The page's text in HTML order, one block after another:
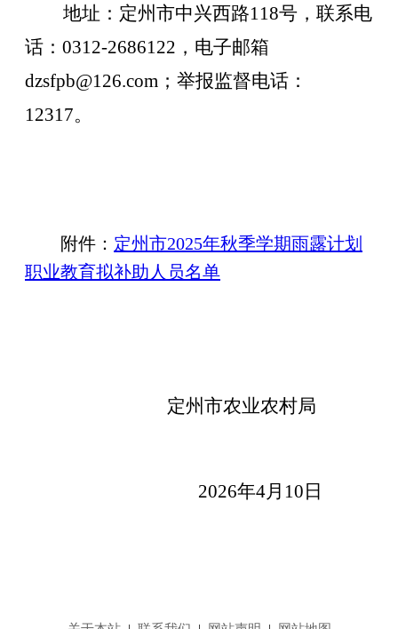
地址：定州市中兴西路118号，联系电
话：0312-2686122 ，电子邮箱
dzsfpb@126.com；举报监督电话：
12317。
附件： 定州市2025年秋季学期雨露计划
职业教育拟补助人员名单
定州市农业农村局
2026年4月 10 日